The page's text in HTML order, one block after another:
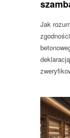
Jak